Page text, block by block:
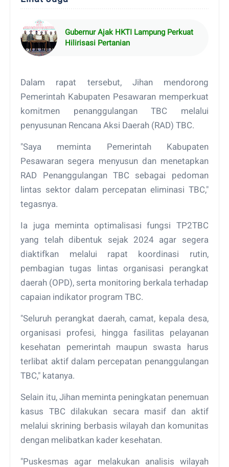
Gubernur Ajak HKTI Lampung Perkuat
Hilirisasi Pertanian
Dalam rapat tersebut, Jihan mendorong
Pemerintah Kabupaten Pesawaran memperkuat
komitmen penanggulangan TBC melalui
penyusunan Rencana Aksi Daerah (RAD) TBC.
"Saya meminta Pemerintah Kabupaten
Pesawaran segera menyusun dan menetapkan
RAD Penanggulangan TBC sebagai pedoman
lintas sektor dalam percepatan eliminasi TBC,"
tegasnya.
Ia juga meminta optimalisasi fungsi TP2TBC
yang telah dibentuk sejak 2024 agar segera
diaktifkan melalui rapat koordinasi rutin,
pembagian tugas lintas organisasi perangkat
daerah (OPD), serta monitoring berkala terhadap
capaian indikator program TBC.
"Seluruh perangkat daerah, camat, kepala desa,
organisasi profesi, hingga fasilitas pelayanan
kesehatan pemerintah maupun swasta harus
terlibat aktif dalam percepatan penanggulangan
TBC," katanya.
Selain itu, Jihan meminta peningkatan penemuan
kasus TBC dilakukan secara masif dan aktif
melalui skrining berbasis wilayah dan komunitas
dengan melibatkan kader kesehatan.
"Puskesmas agar melakukan analisis wilayah